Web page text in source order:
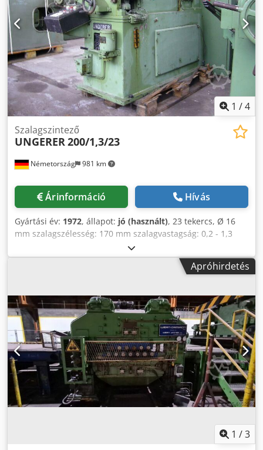
1 /4
Németország 981 km
Szalagszintező
UNGERER200/1,3/23
Árinformáció Hívás
Gyártási év: 1972, állapot: jó (használt), 23 tekercs, Ø 16
mm szalagszélesség: 170 mm szalagvastagság: 0,2 - 1,3
Apróhirdetés
1 /3